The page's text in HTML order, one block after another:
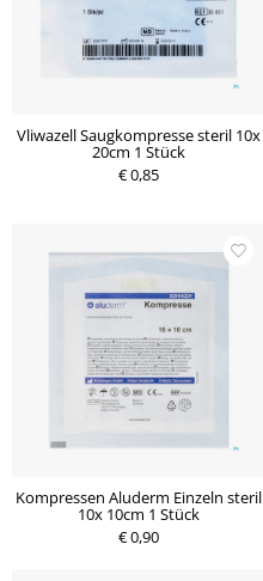
Vliwazell Saugkompresse steril 10x
20cm 1 Stück
€ 0,85
Kompressen Aluderm Einzeln steril
10x 10cm 1 Stück
€ 0,90